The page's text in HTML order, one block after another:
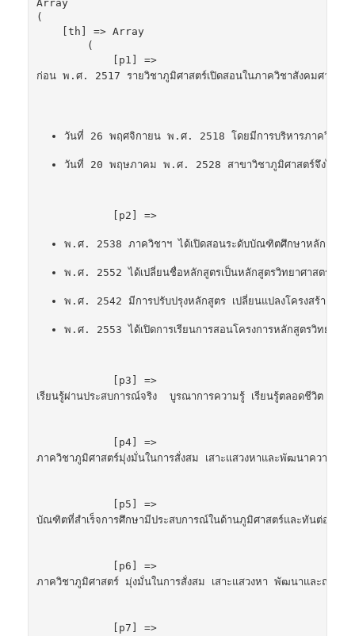
Array
(
    [th] => Array
        (
            [p1] =>
ก่อน พ.ศ. 2517 รายวิชาภูมิศาสตร์เปิดสอนในภาควิชาสังคมศาสตร์
วันที่ 26 พฤศจิกายน พ.ศ. 2518 โดยมีการบริหารภาควิชาร่ว
วันที่ 20 พฤษภาคม พ.ศ. 2528 สาขาวิชาภูมิศาสตร์จึงได้แยกก
            [p2] =>
พ.ศ. 2538 ภาควิชาฯ ได้เปิดสอนระดับบัณฑิตศึกษาหลักสูตรแ
พ.ศ. 2552 ได้เปลี่ยนชื่อหลักสูตรเป็นหลักสูตรวิทยาศาสตรมห
พ.ศ. 2542 มีการปรับปรุงหลักสูตร เปลี่ยนแปลงโครงสร้างหลั
พ.ศ. 2553 ได้เปิดการเรียนการสอนโครงการหลักสูตรวิทยา
            [p3] =>
เรียนรู้ผ่านประสบการณ์จริง  บูรณาการความรู้ เรียนรู้ตลอดชีวิต
            [p4] =>
ภาควิชาภูมิศาสตร์มุ่งมั่นในการสั่งสม เสาะแสวงหาและพัฒนาความรู้
            [p5] =>
บัณฑิตที่สำเร็จการศึกษามีประสบการณ์ในด้านภูมิศาสตร์และทันต่อการ
            [p6] =>
ภาควิชาภูมิศาสตร์ มุ่งมั่นในการสั่งสม เสาะแสวงหา พัฒนาและถ่ายโ
            [p7] =>